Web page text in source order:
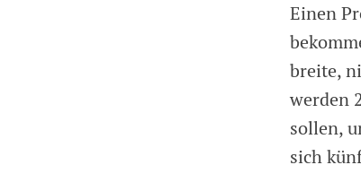
Einen
breite,
werden
sollen,
sich